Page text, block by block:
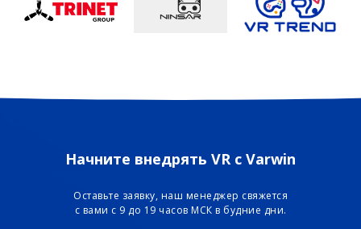
Начните внедрять VR с Varwin
Оставьте заявку, наш менеджер свяжется
с вами с 9 до 19 часов МСК в будние дни.